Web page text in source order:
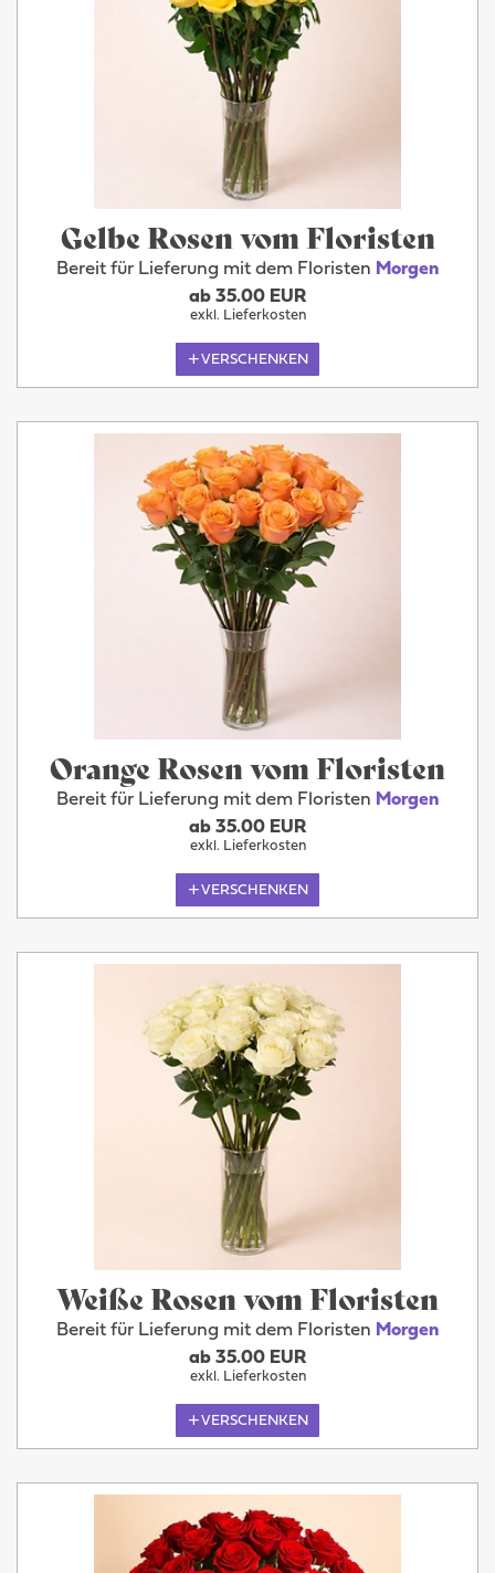
Gelbe Rosen vom Floristen
Bereit für Lieferung mit dem Floristen Morgen
ab 35.00 EUR
exkl. Lieferkosten
VERSCHENKEN
Orange Rosen vom Floristen
Bereit für Lieferung mit dem Floristen Morgen
ab 35.00 EUR
exkl. Lieferkosten
VERSCHENKEN
Weiße Rosen vom Floristen
Bereit für Lieferung mit dem Floristen Morgen
ab 35.00 EUR
exkl. Lieferkosten
VERSCHENKEN